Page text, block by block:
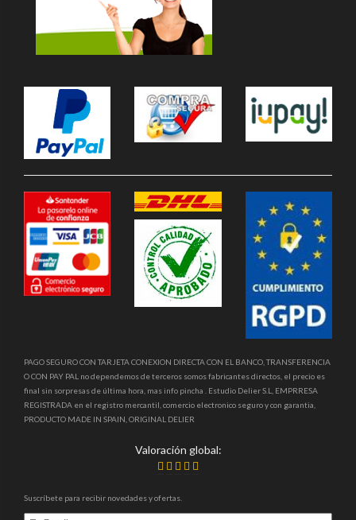
PAGO SEGURO CON TARJETA CONEXION DIRECTA CON EL BANCO, TRANSFERENCIA
O CON PAY PAL no dependemos de terceros somos fabricantes directos, el precio es
final sin sorpresas de última hora, mas info pincha . Estudio Delier S.L, EMPRRESA
REGISTRADA en el registro mercantil, comercio electronico seguro y con garantia,
PRODUCTO MADE IN SPAIN, ORIGINAL DELIER
Valoración global:
Suscríbete para recibir novedades y ofertas.